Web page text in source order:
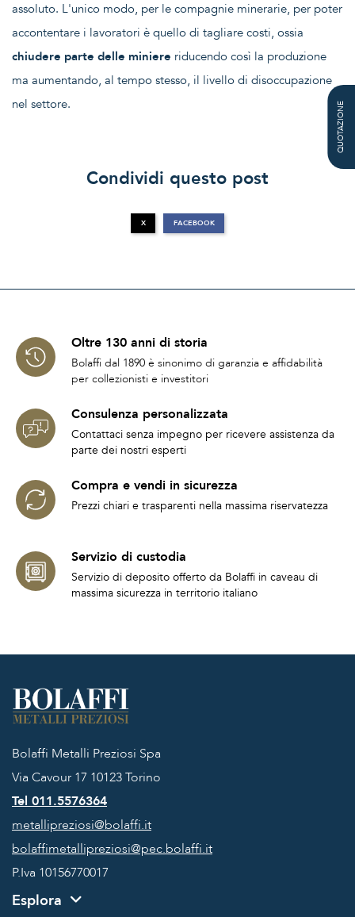
assoluto. L'unico modo, per le compagnie minerarie, per poter
accontentare i lavoratori è quello di tagliare costi, ossia
chiudere parte delle miniere riducendo così la produzione
ma aumentando, al tempo stesso, il livello di disoccupazione
nel settore.
Condividi questo post
X FACEBOOK
Oltre 130 anni di storia
Bolaffi dal 1890 è sinonimo di garanzia e affidabilità
per collezionisti e investitori
Consulenza personalizzata
Contattaci senza impegno per ricevere assistenza da
parte dei nostri esperti
Compra e vendi in sicurezza
Prezzi chiari e trasparenti nella massima riservatezza
Servizio di custodia
Servizio di deposito offerto da Bolaffi in caveau di
massima sicurezza in territorio italiano
QUOTAZIONE
Bolaffi Metalli Preziosi Spa
Via Cavour 17 10123 Torino
Tel 011.5576364
metallipreziosi@bolaffi.it
bolaffimetallipreziosi@pec.bolaffi.it
P.Iva 10156770017
Esplora